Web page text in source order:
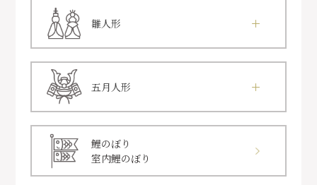
雛人形
五月人形
鯉のぼり
室内鯉のぼり